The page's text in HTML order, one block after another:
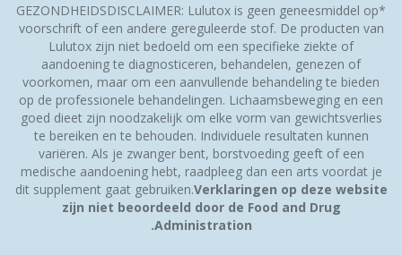
*GEZONDHEIDSDISCLAIMER: Lulutox is geen geneesmiddel op
voorschrift of een andere gereguleerde stof. De producten van
Lulutox zijn niet bedoeld om een specifieke ziekte of
aandoening te diagnosticeren, behandelen, genezen of
voorkomen, maar om een aanvullende behandeling te bieden
op de professionele behandelingen. Lichaamsbeweging en een
goed dieet zijn noodzakelijk om elke vorm van gewichtsverlies
te bereiken en te behouden. Individuele resultaten kunnen
variëren. Als je zwanger bent, borstvoeding geeft of een
medische aandoening hebt, raadpleeg dan een arts voordat je
dit supplement gaat gebruiken.Verklaringen op deze website
zijn niet beoordeeld door de Food and Drug
Administration.